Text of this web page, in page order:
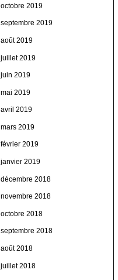
octobre 2019
septembre 2019
août 2019
juillet 2019
juin 2019
mai 2019
avril 2019
mars 2019
février 2019
janvier 2019
décembre 2018
novembre 2018
octobre 2018
septembre 2018
août 2018
juillet 2018